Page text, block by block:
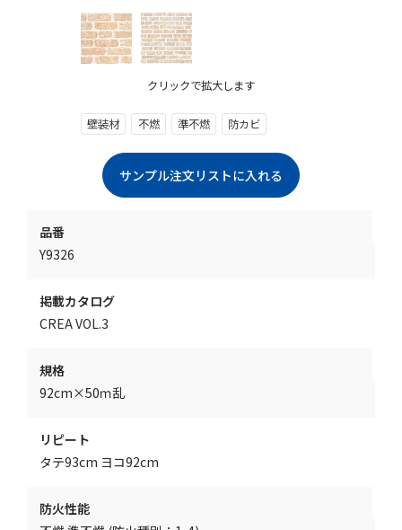
クリックで拡大します
壁装材 不燃 準不燃 防カビ
品番
Y9326
掲載カタログ
CREA VOL.3
規格
92cm×50ｍ乱
リピート
タテ93cm ヨコ92cm
防火性能